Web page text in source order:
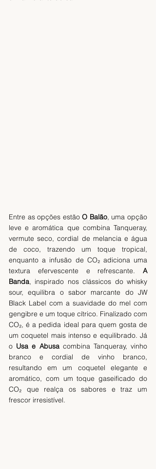
Entre as opções estão O Balão, uma opção
leve e aromática que combina Tanqueray,
vermute seco, cordial de melancia e água
de coco, trazendo um toque tropical,
enquanto a infusão de CO₂ adiciona uma
textura efervescente e refrescante. A
Banda, inspirado nos clássicos do whisky
sour, equilibra o sabor marcante do JW
Black Label com a suavidade do mel com
gengibre e um toque cítrico. Finalizado com
CO₂, é a pedida ideal para quem gosta de
um coquetel mais intenso e equilibrado. Já
o Usa e Abusa combina Tanqueray, vinho
branco e cordial de vinho branco,
resultando em um coquetel elegante e
aromático, com um toque gaseificado do
CO₂ que realça os sabores e traz um
frescor irresistível.